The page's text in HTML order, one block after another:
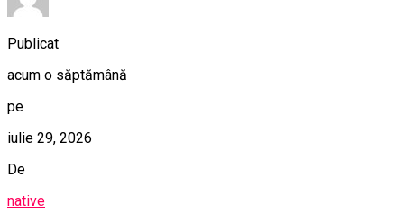
Publicat
acum o săptămână
pe
iulie 29, 2026
De
native